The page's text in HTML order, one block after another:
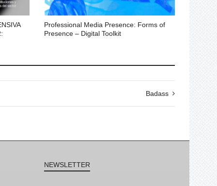
Professional Media Presence: Forms of
Presence – Digital Toolkit
Badass
NEWSLETTER